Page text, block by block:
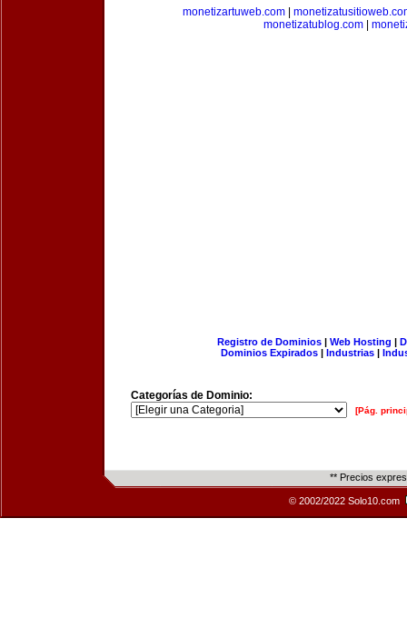
monetizartuweb.com|
monetizatublog.com|
Registro de Dominios| Web Hosting |
Dominios Expirados | Industrias |
Categorías de Dominio:
[Pág.
** Precios
© 2002/2022 Solo10.com